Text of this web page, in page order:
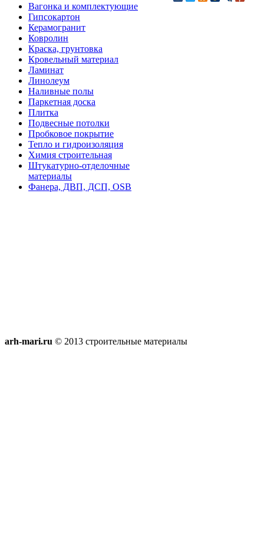
Вагонка и комплектующие
Гипсокартон
Керамогранит
Ковролин
Краска, грунтовка
Кровельный материал
Ламинат
Линолеум
Наливные полы
Паркетная доска
Плитка
Подвесные потолки
Пробковое покрытие
Тепло и гидроизоляция
Химия строительная
Штукатурно-отделочные
материалы
Фанера, ДВП, ДСП, OSB
arh-mari.ru © 2013 строительные материалы